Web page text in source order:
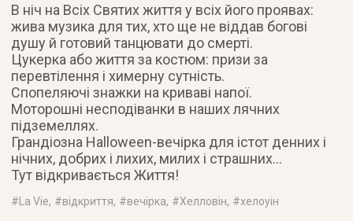
В ніч на Всіх Святих життя у всіх його проявах:
жива музика для тих, хто ще не віддав богові
душу й готовий танцювати до смерті.
Цукерка або життя за костюм: призи за
перевтілення і химерну сутність.
Спопеляючі знажки на криваві напої.
Моторошні несподіванки в наших лячних
підземеллях.
Грандіозна Halloween-вечірка для істот денних і
нічних, добрих і лихих, милих і страшних…
Тут відкривається Життя!
#La Vie, #відкриття, #вечірка, #Хелловін, #хелоуін